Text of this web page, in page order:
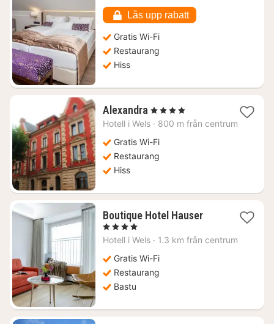
kr.
Lås upp rabatt
Gratis Wi-Fi
Restaurang
Hiss
Alexandra 1
natt
1001
kr.
, 4 Stjärnor
Hotell i Wels · 800 m från centrum
Gratis Wi-Fi
Restaurang
Hiss
Boutique Hotel Hauser1
från
, 4 Stjärnor
Hotell i Wels · 1.3 km från centrum
Gratis Wi-Fi
Restaurang
Bastu